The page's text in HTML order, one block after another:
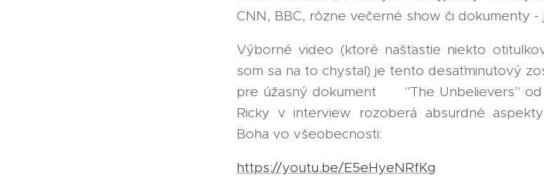
CNN, BBC, rôzne večerné show či dokumenty
Výborné video (ktoré našťastie niekto
som sa na to chystal) je tento desaťminutový
pre úžasný dokument 🎞️ "The Unbelievers" od
Ricky v interview rozoberá absurdné
Boha vo všeobecnosti:
https://youtu.be/E5eHyeNRfKg